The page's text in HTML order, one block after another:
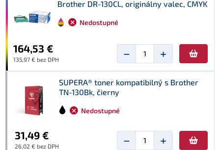
Brother DR-130CL, originálny valec, CMYK
Nedostupné
164,53 €
135,97 € bez DPH − +
SUPERA® toner kompatibilný s Brother
TN-130Bk, čierny
Nedostupné
31,49 €
26,02 € bez DPH − +